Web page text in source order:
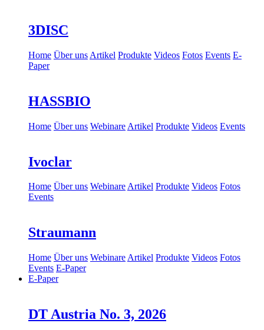
3DISC
Home Über uns Artikel Produkte Videos Fotos Events E-
Paper
HASSBIO
Home Über uns Webinare Artikel Produkte Videos Events
Ivoclar
Home Über uns WebinareArtikel Produkte Videos Fotos
Events
Straumann
Home Über uns Webinare Artikel Produkte Videos Fotos
Events E-Paper
E-Paper
DT Austria No. 3, 2026